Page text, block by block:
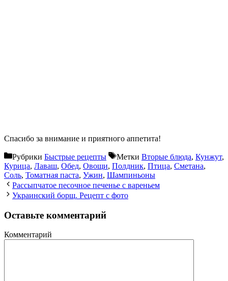
Спасибо за внимание и приятного аппетита!
Рубрики Быстрые рецепты Метки Вторые блюда, Кунжут,
Курица, Лаваш, Обед, Овощи, Полдник, Птица, Сметана,
Соль, Томатная паста, Ужин, Шампиньоны
Рассыпчатое песочное печенье с вареньем
Украинский борщ. Рецепт с фото
Оставьте комментарий
Комментарий